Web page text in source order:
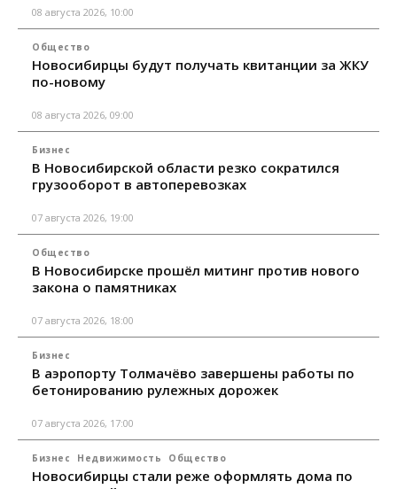
08 августа 2026, 10:00
Общество
Новосибирцы будут получать квитанции за ЖКУ
по-новому
08 августа 2026, 09:00
Бизнес
В Новосибирской области резко сократился
грузооборот в автоперевозках
07 августа 2026, 19:00
Общество
В Новосибирске прошёл митинг против нового
закона о памятниках
07 августа 2026, 18:00
Бизнес
В аэропорту Толмачёво завершены работы по
бетонированию рулежных дорожек
07 августа 2026, 17:00
Бизнес Недвижимость Общество
Новосибирцы стали реже оформлять дома по